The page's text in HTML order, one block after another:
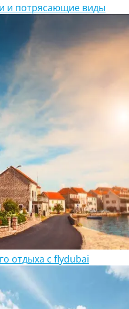
и потрясающие виды
отдыха с flydubai